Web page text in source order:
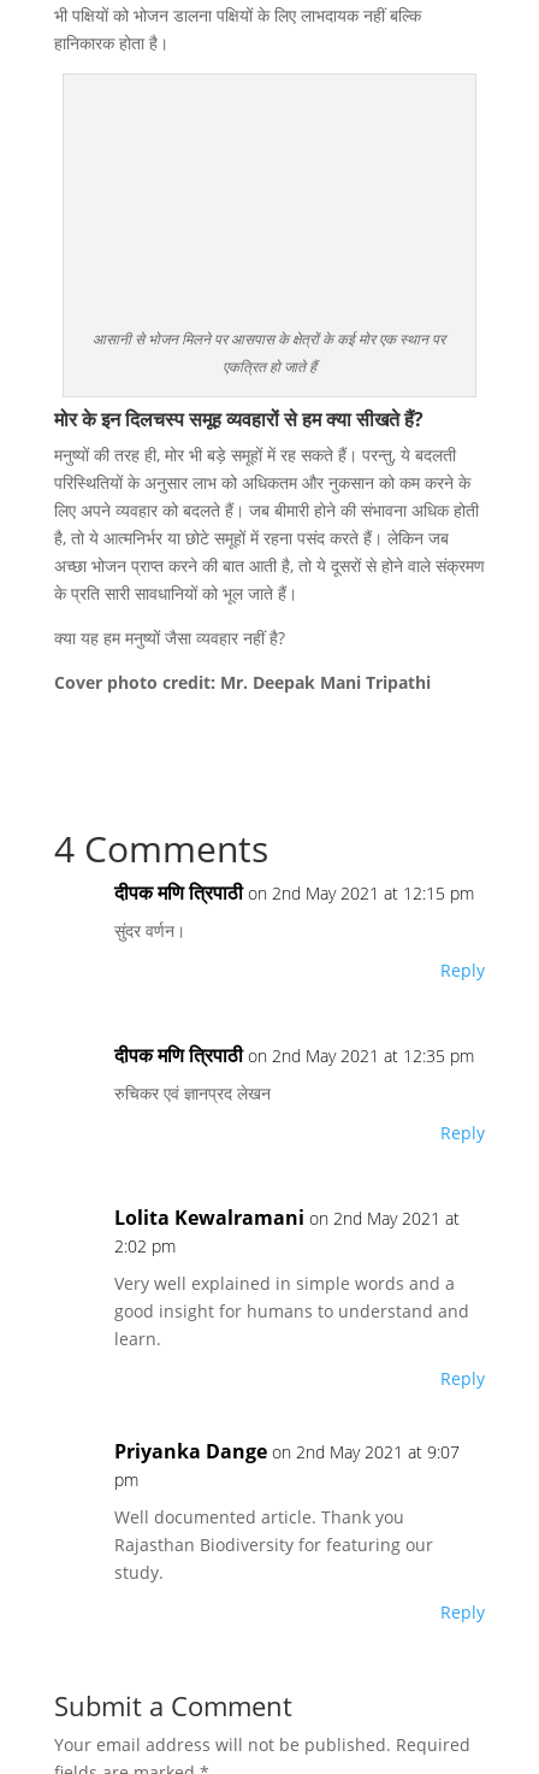
भी पक्षियों को भोजन डालना पक्षियों के लिए लाभदायक नहीं बल्कि
हानिकारक होता है।
आसानी से भोजन मिलने पर आसपास के क्षेत्रों के कई मोर एक स्थान पर
एकत्रित हो जाते हैं
मोर के इन दिलचस्प समूह व्यवहारों से हम क्या सीखते हैं?
मनुष्यों की तरह ही, मोर भी बड़े समूहों में रह सकते हैं। परन्तु, ये बदलती
परिस्थितियों के अनुसार लाभ को अधिकतम और नुकसान को कम करने के
लिए अपने व्यवहार को बदलते हैं। जब बीमारी होने की संभावना अधिक होती
है, तो ये आत्मनिर्भर या छोटे समूहों में रहना पसंद करते हैं। लेकिन जब
अच्छा भोजन प्राप्त करने की बात आती है, तो ये दूसरों से होने वाले संक्रमण
के प्रति सारी सावधानियों को भूल जाते हैं।
क्या यह हम मनुष्यों जैसा व्यवहार नहीं है?
Cover photo credit: Mr. Deepak Mani Tripathi
4 Comments
दीपक मणि त्रिपाठी on 2nd May 2021 at 12:15 pm
सुंदर वर्णन।
Reply
दीपक मणि त्रिपाठी on 2nd May 2021 at 12:35 pm
रुचिकर एवं ज्ञानप्रद लेखन
Reply
Lolita Kewalramani on 2nd May 2021 at
2:02 pm
Very well explained in simple words and a
good insight for humans to understand and
learn.
Reply
Priyanka Dange on 2nd May 2021 at 9:07
pm
Well documented article. Thank you
Rajasthan Biodiversity for featuring our
study.
Reply
Submit a Comment
Your email address will not be published. Required